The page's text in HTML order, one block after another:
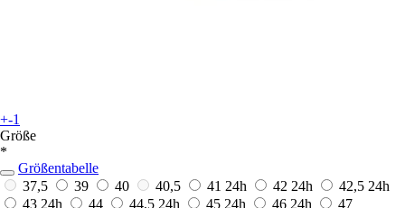
+-1
Größe
*
Größentabelle
37,5
39 40 40,5 41 24h 42 24h 42,5 24h
43 24h 44 44,5 24h 45 24h 46 24h
47